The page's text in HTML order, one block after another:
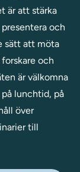
är att stärka
och
sätt att möta
och
är välkomna
lunchtid, på
över
till